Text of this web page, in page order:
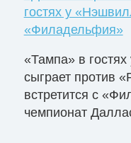
гостях у
«Филадельфия»
«Тампа» в
сыграет против
встретится с
чемпионат